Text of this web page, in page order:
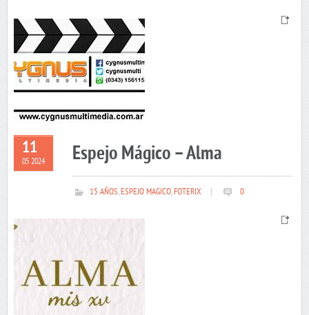
11
05 2024 Espejo Mágico – Alma
15 AÑOS,ESPEJO MAGICO,FOTERIX 0